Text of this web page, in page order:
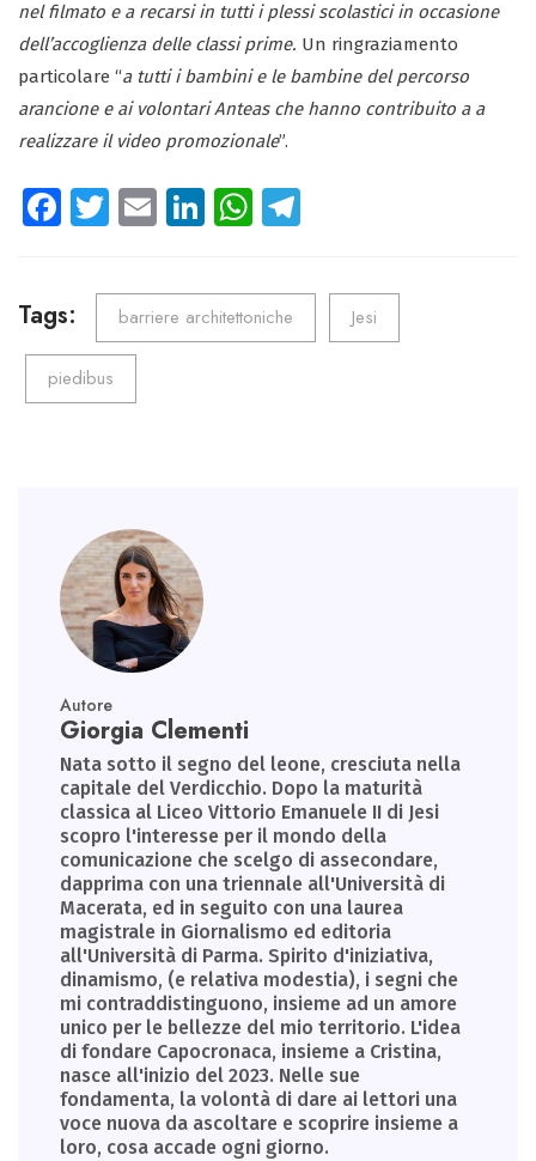
nel filmato e a recarsi in tutti i plessi scolastici in occasione
dell’accoglienza delle classi prime. Un ringraziamento
particolare “a tutti i bambini e le bambine del percorso
arancione e ai volontari Anteas che hanno contribuito a a
realizzare il video promozionale”.
Fa
o
ok
T
tt
er
E
ail
Li
e
dI
n
W
ts
A
p
gr
m
Tags: barriere architettoniche Jesi
piedibus
Autore
Giorgia Clementi
Nata sotto il segno del leone, cresciuta nella
capitale del Verdicchio. Dopo la maturità
classica al Liceo Vittorio Emanuele II di Jesi
scopro l'interesse per il mondo della
comunicazione che scelgo di assecondare,
dapprima con una triennale all'Università di
Macerata, ed in seguito con una laurea
magistrale in Giornalismo ed editoria
all'Università di Parma. Spirito d'iniziativa,
dinamismo, (e relativa modestia), i segni che
mi contraddistinguono, insieme ad un amore
unico per le bellezze del mio territorio. L'idea
di fondare Capocronaca, insieme a Cristina,
nasce all'inizio del 2023. Nelle sue
fondamenta, la volontà di dare ai lettori una
voce nuova da ascoltare e scoprire insieme a
loro, cosa accade ogni giorno.